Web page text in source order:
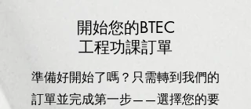
開始您的BTEC
工程功課訂單
準備好開始了嗎？只需轉到我們的
訂單並完成第一步——選擇您的要